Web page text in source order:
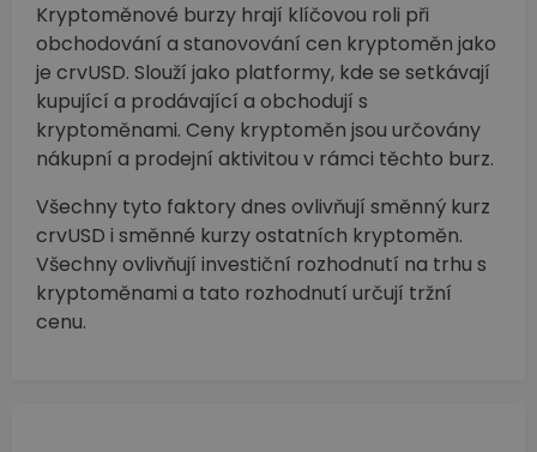
Kryptoměnové burzy hrají klíčovou roli při
obchodování a stanovování cen kryptoměn jako
je crvUSD. Slouží jako platformy, kde se setkávají
kupující a prodávající a obchodují s
kryptoměnami. Ceny kryptoměn jsou určovány
nákupní a prodejní aktivitou v rámci těchto burz.
Všechny tyto faktory dnes ovlivňují směnný kurz
crvUSD i směnné kurzy ostatních kryptoměn.
Všechny ovlivňují investiční rozhodnutí na trhu s
kryptoměnami a tato rozhodnutí určují tržní
cenu.